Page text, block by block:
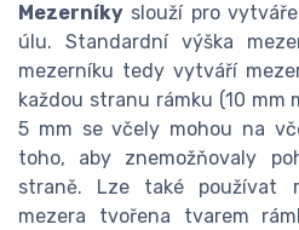
Mezerníky slouží pro
úlu. Standardní výška
mezerníku tedy vytváří
každou stranu rámku (10 mm
5 mm se včely mohou na
toho, aby znemožňovaly
straně. Lze také používat
mezera tvořena tvarem